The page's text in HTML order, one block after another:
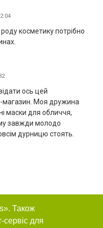
косметику потрібно
ось цей
магазин. Моя дружина
маски для обличчя,
завжди молодо
дурницю стоять.
Також
сервіс для